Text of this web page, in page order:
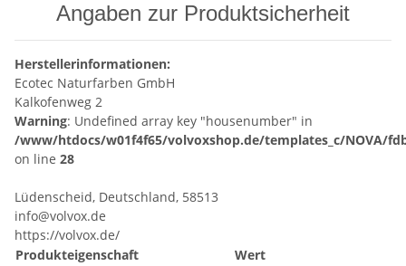
Angaben zur Produktsicherheit
Herstellerinformationen:
Ecotec Naturfarben GmbH
Kalkofenweg 2
Warning: Undefined array key "housenumber" in
/www/htdocs/w01f4f65/volvoxshop.de/templates_c/NOVA/
on line 28
Lüdenscheid, Deutschland, 58513
info@volvox.de
https://volvox.de/
Produkteigenschaft
Wert